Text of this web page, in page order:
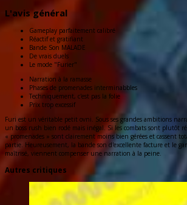
L'avis général
Gameplay parfaitement calibré
Réactif et gratifiant
Bande Son MALADE
De vrais duels
Le mode "Furier"
Narration à la ramasse
Phases de promenades interminabbles
Techniquement, c'est pas la folie
Prix trop excessif
Furi est un véritable petit ovni. Sous ses grandes ambitions
un boss rush bien rodé mais inégal. Si les combats sont plutôt
« promenades » sont clairement moins bien gérées et cassent
partie. Heureusement, la bande son d'excellente facture et le
maîtrisé, viennent compenser une narration à la peine.
Autres critiques